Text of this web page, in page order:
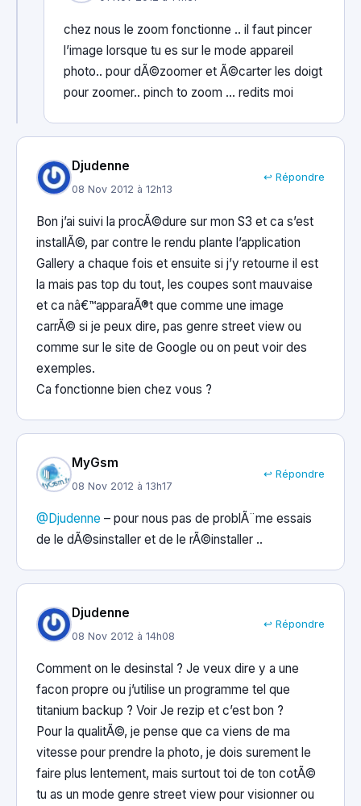
chez nous le zoom fonctionne .. il faut pincer
l’image lorsque tu es sur le mode appareil
photo.. pour dÃ©zoomer et Ã©carter les doigt
pour zoomer.. pinch to zoom … redits moi
Djudenne
08 Nov 2012 à 12h13
↩ Répondre
Bon j’ai suivi la procÃ©dure sur mon S3 et ca s’est
installÃ©, par contre le rendu plante l’application
Gallery a chaque fois et ensuite si j’y retourne il est
la mais pas top du tout, les coupes sont mauvaise
et ca nâ€™apparaÃ®t que comme une image
carrÃ© si je peux dire, pas genre street view ou
comme sur le site de Google ou on peut voir des
exemples.
Ca fonctionne bien chez vous ?
MyGsm
08 Nov 2012 à 13h17
↩ Répondre
@Djudenne – pour nous pas de problÃ¨me essais
de le dÃ©sinstaller et de le rÃ©installer ..
Djudenne
08 Nov 2012 à 14h08
↩ Répondre
Comment on le desinstal ? Je veux dire y a une
facon propre ou j’utilise un programme tel que
titanium backup ? Voir Je rezip et c’est bon ?
Pour la qualitÃ©, je pense que ca viens de ma
vitesse pour prendre la photo, je dois surement le
faire plus lentement, mais surtout toi de ton cotÃ©
tu as un mode genre street view pour visionner ou